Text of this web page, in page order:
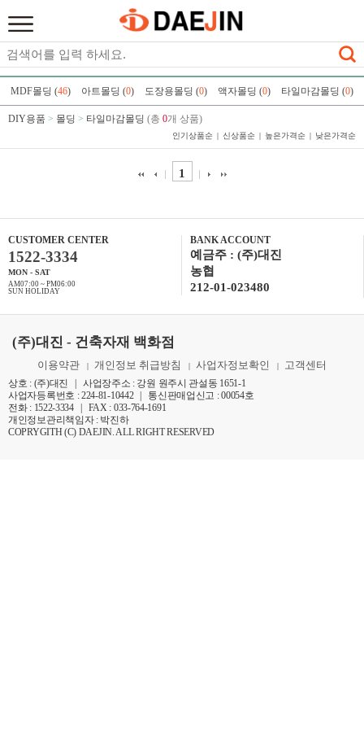
MDF몰딩 (46) 아트몰딩 (0) 도장용몰딩 (0) 액자몰딩 (0) 타일마감몰딩 (0)
DIY용품 > 몰딩 > 타일마감몰딩 (총 0개 상품)
인기상품순 신상품순 높은가격순 낮은가격순
1
CUSTOMER CENTER
1522-3334
MON - SAT
AM07:00 ~ PM06:00
SUN HOLIDAY
BANK ACCOUNT
예금주 : (주)대진
농협
212-01-023480
(주)대진 - 건축자재 백화점
이용약관 | 개인정보 취급방침 | 사업자정보확인 | 고객센터
상호 : (주)대진 | 사업장주소 : 강원 원주시 관설동 1651-1
사업자등록번호 : 224-81-10442 | 통신판매업신고 : 00054호
전화 : 1522-3334 | FAX : 033-764-1691
개인정보관리책임자 : 박진하
COPRYGITH (C) DAEJIN. ALL RIGHT RESERVED